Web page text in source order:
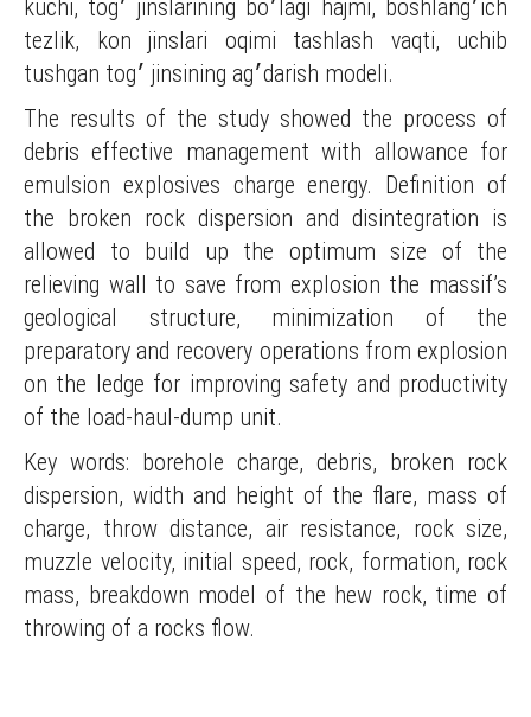
kuchi, tog׳ jinslarining bo׳lagi hajmi, boshlang׳ich
tezlik, kon jinslari oqimi tashlash vaqti, uchib
tushgan tog׳ jinsining ag׳darish modeli.
The results of the study showed the process of
debris effective management with allowance for
emulsion explosives charge energy. Definition of
the broken rock dispersion and disintegration is
allowed to build up the optimum size of the
relieving wall to save from explosion the massif’s
geological structure, minimization of the
preparatory and recovery operations from explosion
on the ledge for improving safety and productivity
of the load-haul-dump unit.
Key words: borehole charge, debris, broken rock
dispersion, width and height of the flare, mass of
charge, throw distance, air resistance, rock size,
muzzle velocity, initial speed, rock, formation, rock
mass, breakdown model of the hew rock, time of
throwing of a rocks flow.